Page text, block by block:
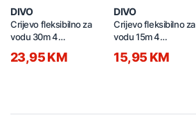
DIVO
Crijevo fleksibilno za
vodu 30m 4
77
23,95 KM
DIVO
Crijevo fleksibilno za
vodu 15m 4
75
15,95 KM